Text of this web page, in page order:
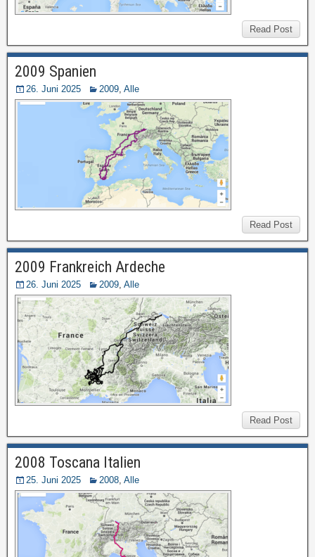
Read Post
2009 Spanien
26. Juni 2025 2009, Alle
Read Post
2009 Frankreich Ardeche
26. Juni 2025 2009, Alle
Read Post
2008 Toscana Italien
25. Juni 2025 2008, Alle